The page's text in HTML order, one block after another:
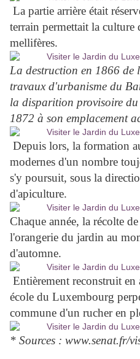
La partie arrière était
terrain permettait la culture
mellifères.
La destruction en 1866 de
travaux d'urbanisme du
la disparition provisoire
1872 à son emplacement
Depuis lors, la formation
modernes d'un nombre
s'y poursuit, sous la
d'apiculture.
Chaque année, la récolte
l'orangerie du jardin au
d'automne.
Entièrement reconstruit
école du Luxembourg
commune d'un rucher en
* Sources : www.senat.fr/